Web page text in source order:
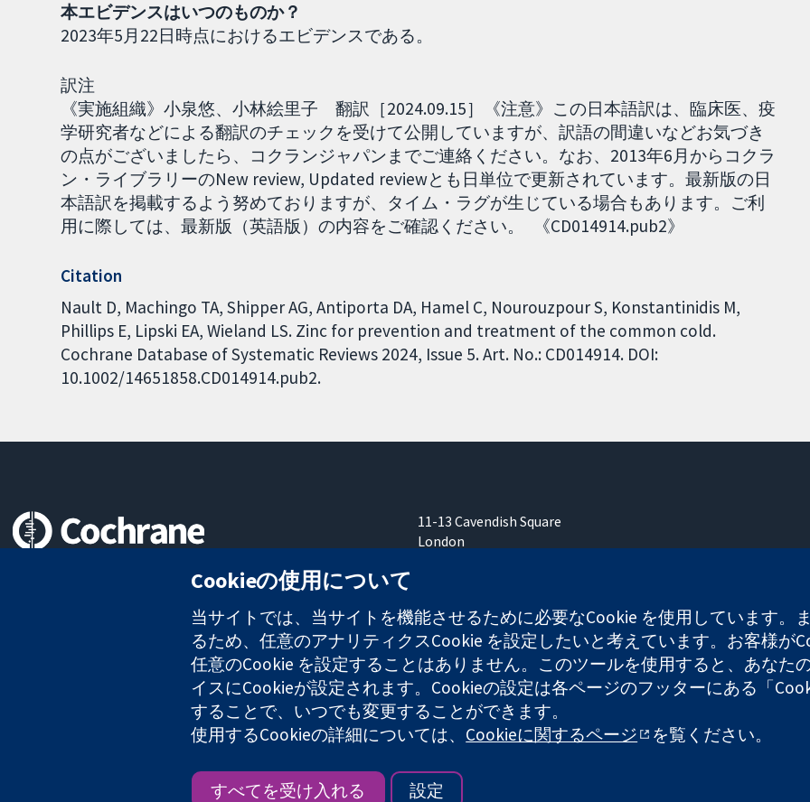
本エビデンスはいつのものか？
2023年5月22日時点におけるエビデンスである。
訳注
《実施組織》小泉悠、小林絵里子 翻訳［2024.09.15］《注意》この日本語訳は、臨床医、疫
学研究者などによる翻訳のチェックを受けて公開していますが、訳語の間違いなどお気づき
の点がございましたら、コクランジャパンまでご連絡ください。なお、2013年6月からコクラ
ン・ライブラリーのNew review, Updated reviewとも日単位で更新されています。最新版の日
本語訳を掲載するよう努めておりますが、タイム・ラグが生じている場合もあります。ご利
用に際しては、最新版（英語版）の内容をご確認ください。 《CD014914.pub2》
Citation
Nault D, Machingo TA, Shipper AG, Antiporta DA, Hamel C, Nourouzpour S, Konstantinidis M,
Phillips E, Lipski EA, Wieland LS. Zinc for prevention and treatment of the common cold.
Cochrane Database of Systematic Reviews 2024, Issue 5. Art. No.: CD014914. DOI:
10.1002/14651858.CD014914.pub2.
情報に基づく意思決定により
11-13 Cavendish Square
London
コクラン・コラボレーションは、イングランド及びウェールズに登録された慈善団体（登録番号 1045921）および保証有限
Copyright © 2026 The Cochrane Collaboration ウェブサ
Cookieの使用について
当サイトでは、当サイトを機能させるために必要なCookie を使用しています。
るため、任意のアナリティクスCookie を設定したいと考えています。お客様が
任意のCookie を設定することはありません。このツールを使用すると、あなた
イスにCookieが設定されます。Cookieの設定は各ページのフッターにある「
することで、いつでも変更することができます。
使用するCookieの詳細については、 Cookieに関するページ を覧ください。
すべてを受け入れる 設定